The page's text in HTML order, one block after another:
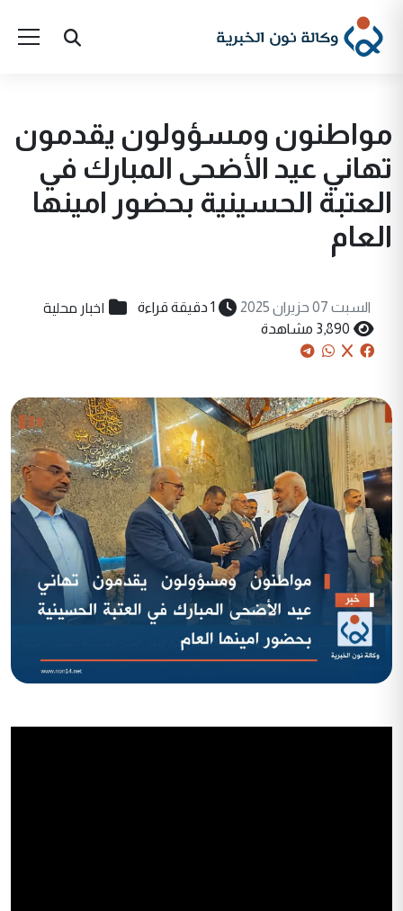
مواطنون ومسؤولون يقدمون
تهاني عيد الأضحى المبارك في
العتبة الحسينية بحضور امينها
العام
السبت 07 حزيران 2025 1 دقيقة قراءة اخبار محلية
3,890 مشاهدة